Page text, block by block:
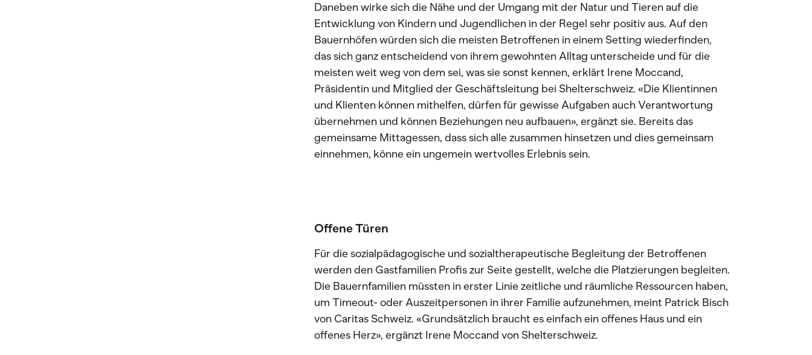
Daneben wirke sich die Nähe und der Umgang mit der Natur und Tieren auf die
Entwicklung von Kindern und Jugendlichen in der Regel sehr positiv aus. Auf den
Bauernhöfen würden sich die meisten Betroffenen in einem Setting wiederfinden,
das sich ganz entscheidend von ihrem gewohnten Alltag unterscheide und für die
meisten weit weg von dem sei, was sie sonst kennen, erklärt Irene Moccand,
Präsidentin und Mitglied der Geschäftsleitung bei Shelterschweiz. «Die Klientinnen
und Klienten können mithelfen, dürfen für gewisse Aufgaben auch Verantwortung
übernehmen und können Beziehungen neu aufbauen», ergänzt sie. Bereits das
gemeinsame Mittagessen, dass sich alle zusammen hinsetzen und dies gemeinsam
einnehmen, könne ein ungemein wertvolles Erlebnis sein.
Offene Türen
Für die sozialpädagogische und sozialtherapeutische Begleitung der Betroffenen
werden den Gastfamilien Profis zur Seite gestellt, welche die Platzierungen begleiten.
Die Bauernfamilien müssten in erster Linie zeitliche und räumliche Ressourcen haben,
um Timeout- oder Auszeitpersonen in ihrer Familie aufzunehmen, meint Patrick Bisch
von Caritas Schweiz. «Grundsätzlich braucht es einfach ein offenes Haus und ein
offenes Herz», ergänzt Irene Moccand von Shelterschweiz.